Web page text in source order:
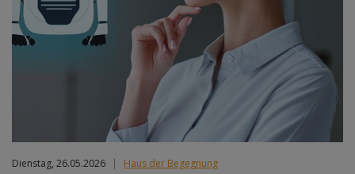
Dienstag, 26.05.2026 | Haus der Begegnung